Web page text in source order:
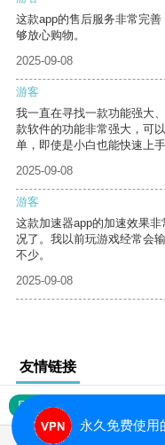
这款app的售后服务非常完
够放心购物。
2025-09-08
游客
我一直在寻找一款功能强大
款软件的功能非常强大，可
单，即使是小白也能快速上手
2025-09-08
游客
这款加速器app的加速效果
况了。我以前玩游戏经常会
不少。
2025-09-08
友情链接
网站地图
永久免费使用